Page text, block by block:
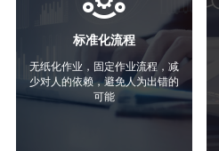
标准化流程
无纸化作业，固定作业流程，减
少对人的依赖，避免人为出错的
可能